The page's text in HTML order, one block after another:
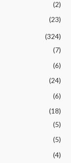
(2)
(23)
(324)
(7)
(6)
(24)
(6)
(18)
(5)
(5)
(4)